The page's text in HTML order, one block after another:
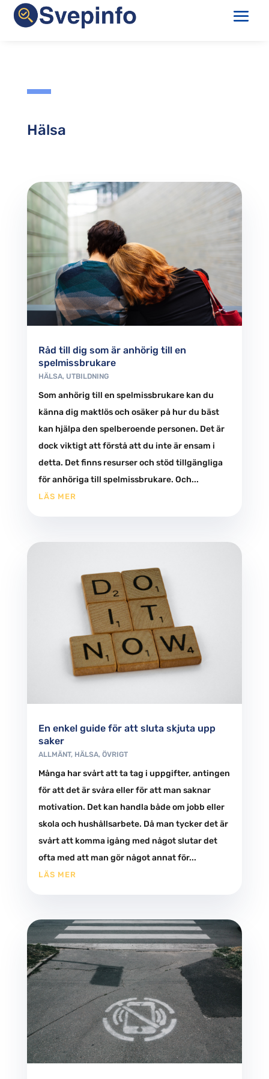
Hälsa
Råd till dig som är anhörig till en
spelmissbrukare
HÄLSA, UTBILDNING
Som anhörig till en spelmissbrukare kan du
känna dig maktlös och osäker på hur du bäst
kan hjälpa den spelberoende personen. Det är
dock viktigt att förstå att du inte är ensam i
detta. Det finns resurser och stöd tillgängliga
för anhöriga till spelmissbrukare. Och...
LÄS MER
En enkel guide för att sluta skjuta upp
saker
ALLMÄNT, HÄLSA, ÖVRIGT
Många har svårt att ta tag i uppgifter, antingen
för att det är svåra eller för att man saknar
motivation. Det kan handla både om jobb eller
skola och hushållsarbete. Då man tycker det är
svårt att komma igång med något slutar det
ofta med att man gör något annat för...
LÄS MER